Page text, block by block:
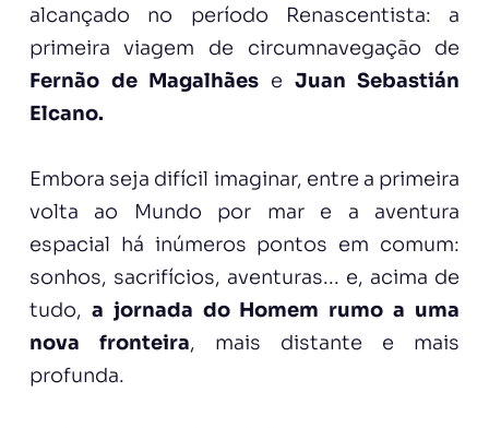
alcançado no período Renascentista: a
primeira viagem de circumnavegação de
Fernão de Magalhães e Juan Sebastián
Elcano.
Embora seja difícil imaginar, entre a primeira
volta ao Mundo por mar e a aventura
espacial há inúmeros pontos em comum:
sonhos, sacrifícios, aventuras... e, acima de
tudo, a jornada do Homem rumo a uma
nova fronteira, mais distante e mais
profunda.